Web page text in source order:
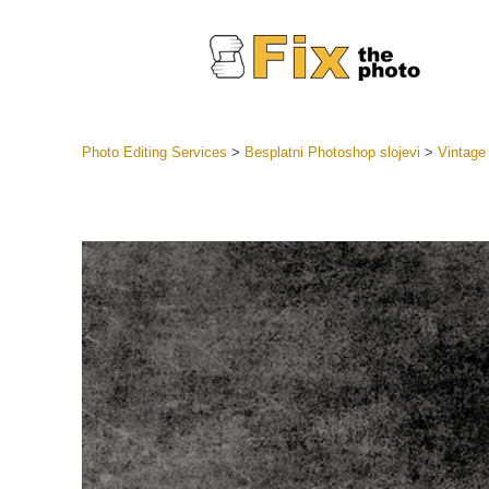
Uređivanje
ponude
Mobilne
Photo Editing Services > Besplatni Photoshop slojevi >